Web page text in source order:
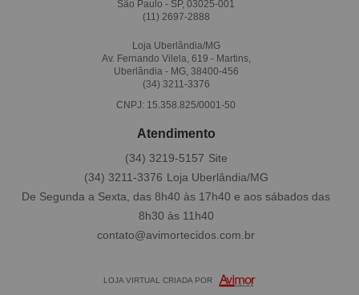
São Paulo - SP, 03025-001
(11) 2697-2888
Loja Uberlândia/MG
Av. Fernando Vilela, 619 - Martins,
Uberlândia - MG, 38400-456
(34) 3211-3376
CNPJ: 15.358.825/0001-50
Atendimento
(34) 3211-3376
(34) 3219-5157
De Segunda a Sexta, das 8h40 às 17h40 e aos sábados das
8h30 às 11h40
contato@avimortecidos.com.br
LOJA VIRTUAL CRIADA POR